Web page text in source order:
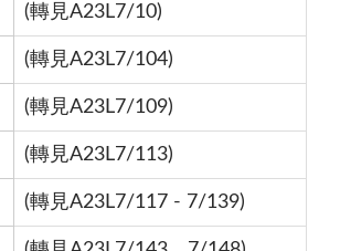
(轉見A23L7/10)
(轉見A23L7/104)
(轉見A23L7/109)
(轉見A23L7/113)
(轉見A23L7/117 - 7/139)